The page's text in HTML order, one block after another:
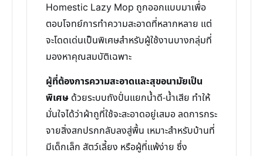
Homestic Lazy Mop ถูกออกแบบมาเพื่อ
ตอบโจทย์การทำความสะอาดที่หลากหลาย แต่
จะโดดเด่นเป็นพิเศษสำหรับผู้ใช้งานบางกลุ่มที่
มองหาคุณสมบัติเฉพาะ
ผู้ที่ต้องการความสะอาดและสุขอนามัยเป็น
พิเศษ ด้วยระบบถังปั่นแยกน้ำดี-น้ำเสีย ทำให้
มั่นใจได้ว่าผ้าถูที่ใช้จะสะอาดอยู่เสมอ ลดการกระ
จายสิ่งสกปรกกลับลงสู่พื้น เหมาะสำหรับบ้านที่
มีเด็กเล็ก สัตว์เลี้ยง หรือผู้ที่แพ้ง่าย ซึ่ง